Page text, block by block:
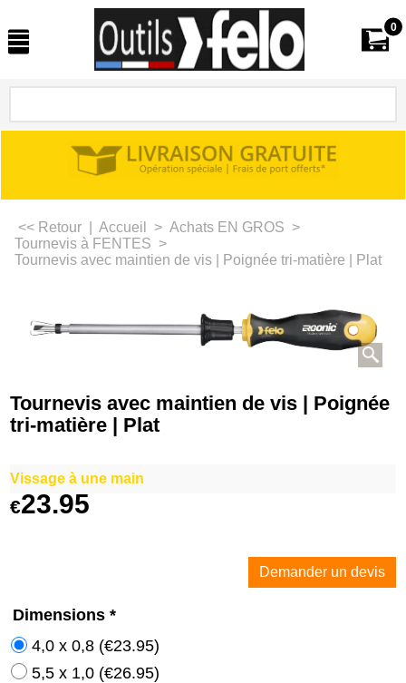
0
<< Retour Accueil > Achats EN GROS >
Tournevis à FENTES >
Tournevis avec maintien de vis | Poignée tri-matière | Plat
Tournevis avec maintien de vis | Poignée
tri-matière | Plat
Vissage à une main
€23.95
Demander un devis
Dimensions *
4,0 x 0,8 (€23.95)
5,5 x 1,0 (€26.95)